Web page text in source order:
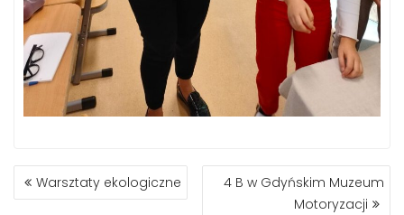
NAWIGACJA
WPISU
Warsztaty ekologiczne
4 B w Gdyńskim Muzeum
Motoryzacji